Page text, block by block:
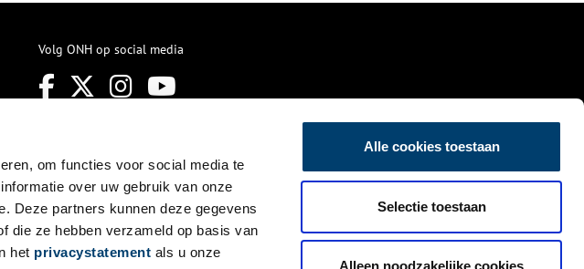
om functies voor social media te
over uw gebruik van onze
Deze partners kunnen deze gegevens
die ze hebben verzameld op basis van
het privacystatement als u onze
Alle cookies toestaan
Selectie toestaan
Alleen noodzakelijke cookies
Volg ONH op social media